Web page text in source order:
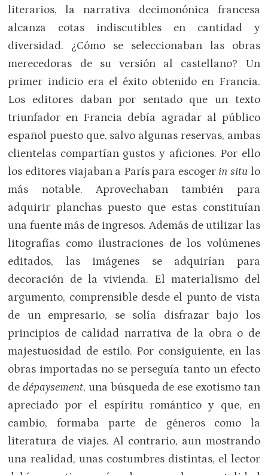
literarios, la narrativa decimonónica francesa
alcanza cotas indiscutibles en cantidad y
diversidad. ¿Cómo se seleccionaban las obras
merecedoras de su versión al castellano? Un
primer indicio era el éxito obtenido en Francia.
Los editores daban por sentado que un texto
triunfador en Francia debía agradar al público
español puesto que, salvo algunas reservas, ambas
clientelas compartían gustos y aficiones. Por ello
los editores viajaban a París para escoger in situ lo
más notable. Aprovechaban también para
adquirir planchas puesto que estas constituían
una fuente más de ingresos. Además de utilizar las
litografías como ilustraciones de los volúmenes
editados, las imágenes se adquirían para
decoración de la vivienda. El materialismo del
argumento, comprensible desde el punto de vista
de un empresario, se solía disfrazar bajo los
principios de calidad narrativa de la obra o de
majestuosidad de estilo. Por consiguiente, en las
obras importadas no se perseguía tanto un efecto
dedépaysement, una búsqueda de ese exotismo tan
apreciado por el espíritu romántico y que, en
cambio, formaba parte de géneros como la
literatura de viajes. Al contrario, aun mostrando
una realidad, unas costumbres distintas, el lector